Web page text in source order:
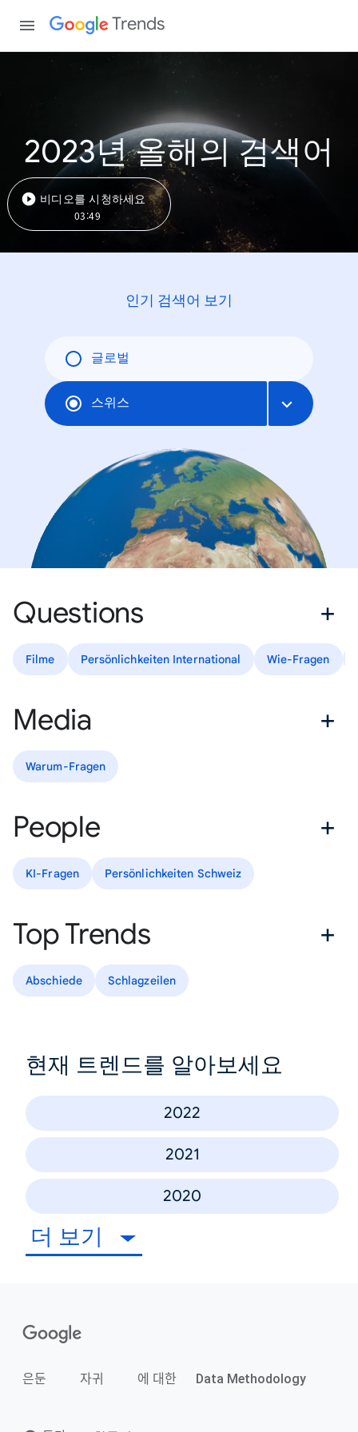
Trends
2023년 올해의 검색어
비디오를 시청하세요
03:49
인기 검색어 보기
글로벌
스위스
Questions
Filme Persönlichkeiten International Wie-Fragen
Media
Warum-Fragen
People
KI-Fragen Persönlichkeiten Schweiz
Top Trends
Abschiede Schlagzeilen
현재 트렌드를 알아보세요
2022
2021
2020
더 보기
은둔 자귀 에 대한 Data Methodology